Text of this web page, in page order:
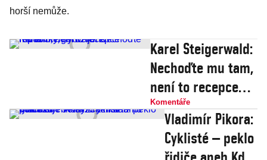
horší nemůže.
Karel Steigerwald:
Nechoďte mu tam,
není to recepce
republiky, nýbrž
jeho
Komentáře
Vladimír Pikora:
Cyklisté – peklo